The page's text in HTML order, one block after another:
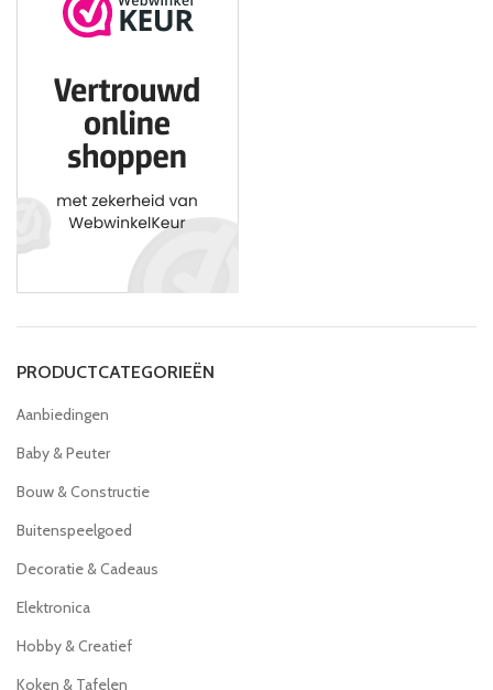
PRODUCTCATEGORIEËN
Aanbiedingen
Baby & Peuter
Bouw & Constructie
Buitenspeelgoed
Decoratie & Cadeaus
Elektronica
Hobby & Creatief
Koken & Tafelen